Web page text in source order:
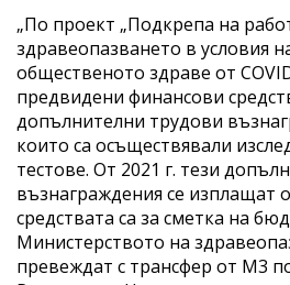
„По проект „Подкрепа на
здравеопазването в условия
общественото здраве от
предвидени финансови
допълнителни трудови
които са осъществявали
тестове. От 2021 г. тези
възнаграждения се изплащат
средствата са за сметка на
Министерството на
превеждат с трансфер от M3